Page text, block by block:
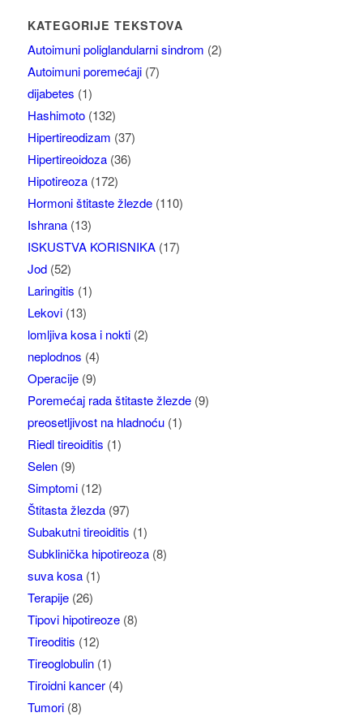
KATEGORIJE TEKSTOVA
Autoimuni poliglandularni sindrom (2)
Autoimuni poremećaji(7)
dijabetes (1)
Hashimoto(132)
Hipertireodizam (37)
Hipertireoidoza(36)
Hipotireoza(172)
Hormoni štitaste žlezde(110)
Ishrana(13)
ISKUSTVA KORISNIKA(17)
Jod(52)
Laringitis (1)
Lekovi(13)
lomljiva kosa i nokti(2)
neplodnos (4)
Operacije(9)
Poremećaj rada štitaste žlezde(9)
preosetljivost na hladnoću(1)
Riedl tireoiditis (1)
Selen(9)
Simptomi(12)
Štitasta žlezda(97)
Subakutni tireoiditis (1)
Subklinička hipotireoza(8)
suva kosa(1)
Terapije(26)
Tipovi hipotireoze(8)
Tireoditis (12)
Tireoglobulin(1)
Tiroidni kancer(4)
Tumori(8)